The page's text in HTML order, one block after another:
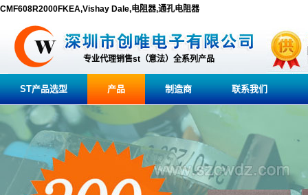
CMF608R2000FKEA,Vishay Dale,电阻器,通孔电阻器
专业代理销售st（意法）全系列产品
ST产品选型 产品 制造商 联系我们